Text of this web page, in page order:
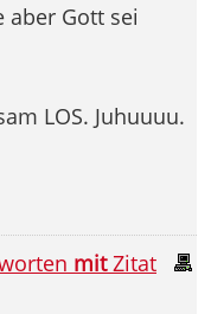
aber Gott sei
LOS. Juhuuuu.
mitZitat